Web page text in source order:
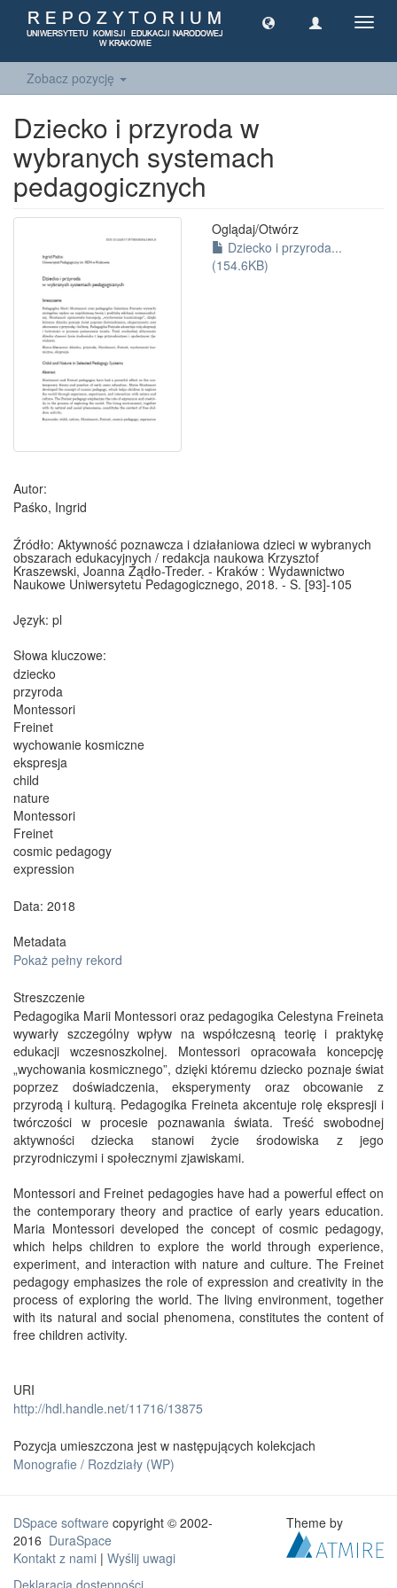
Zobacz pozycję
Dziecko i przyroda w
wybranych systemach
pedagogicznych
Oglądaj/Otwórz
Dziecko i przyroda...
(154.6KB)
Autor:
Paśko, Ingrid
Źródło: Aktywność poznawcza i działaniowa dzieci w wybranych
obszarach edukacyjnych / redakcja naukowa Krzysztof
Kraszewski, Joanna Żądło-Treder. - Kraków : Wydawnictwo
Naukowe Uniwersytetu Pedagogicznego, 2018. - S. [93]-105
Język: pl
Słowa kluczowe:
dziecko
przyroda
Montessori
Freinet
wychowanie kosmiczne
ekspresja
child
nature
Montessori
Freinet
cosmic pedagogy
expression
Data: 2018
Metadata
Pokaż pełny rekord
Streszczenie
Pedagogika Marii Montessori oraz pedagogika Celestyna Freineta
wywarły szczególny wpływ na współczesną teorię i praktykę
edukacji wczesnoszkolnej. Montessori opracowała koncepcję
„wychowania kosmicznego”, dzięki któremu dziecko poznaje świat
poprzez doświadczenia, eksperymenty oraz obcowanie z
przyrodą i kulturą. Pedagogika Freineta akcentuje rolę ekspresji i
twórczości w procesie poznawania świata. Treść swobodnej
aktywności dziecka stanowi życie środowiska z jego
przyrodniczymi i społecznymi zjawiskami.
Montessori and Freinet pedagogies have had a powerful effect on
the contemporary theory and practice of early years education.
Maria Montessori developed the concept of cosmic pedagogy,
which helps children to explore the world through experience,
experiment, and interaction with nature and culture. The Freinet
pedagogy emphasizes the role of expression and creativity in the
process of exploring the world. The living environment, together
with its natural and social phenomena, constitutes the content of
free children activity.
URI
http://hdl.handle.net/11716/13875
Pozycja umieszczona jest w następujących kolekcjach
Monografie / Rozdziały (WP)
DSpace software copyright © 2002-
2016 DuraSpace
Kontakt z nami | Wyślij uwagi
Deklaracja dostępności
Theme by